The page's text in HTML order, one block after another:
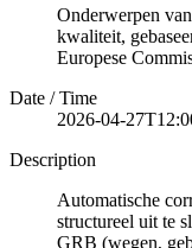
Onderwerpen
kwaliteit,
Europese
Date / Time
2026-04-
Description
Automatische
structureel uit te
GRB (wegen,